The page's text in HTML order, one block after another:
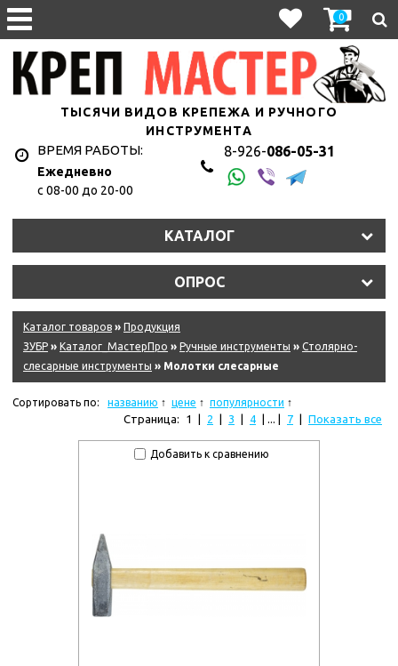
0
ТЫСЯЧИ ВИДОВ КРЕПЕЖА И РУЧНОГО
ИНСТРУМЕНТА
ВРЕМЯ РАБОТЫ:
Ежедневно
с 08-00 до 20-00
8-926-086-05-31
КАТАЛОГ
ОПРОС
Каталог товаров » Продукция
ЗУБР » Каталог_МастерПро » Ручные инструменты » Столярно-
слесарные инструменты » Молотки слесарные
Сортировать по: названию цене популярности
Страница: 1 2 3 4 | ... | 7 Показать все
Добавить к сравнению